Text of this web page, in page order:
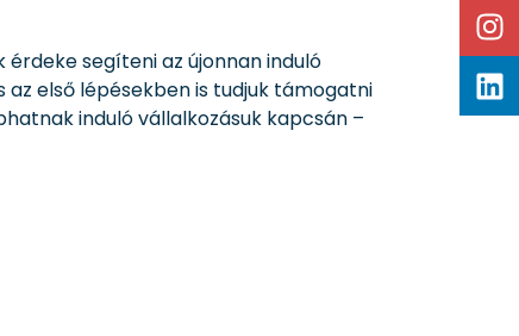
segíteni az újonnan induló
első lépésekben is tudjuk támogatni
induló vállalkozásuk kapcsán –